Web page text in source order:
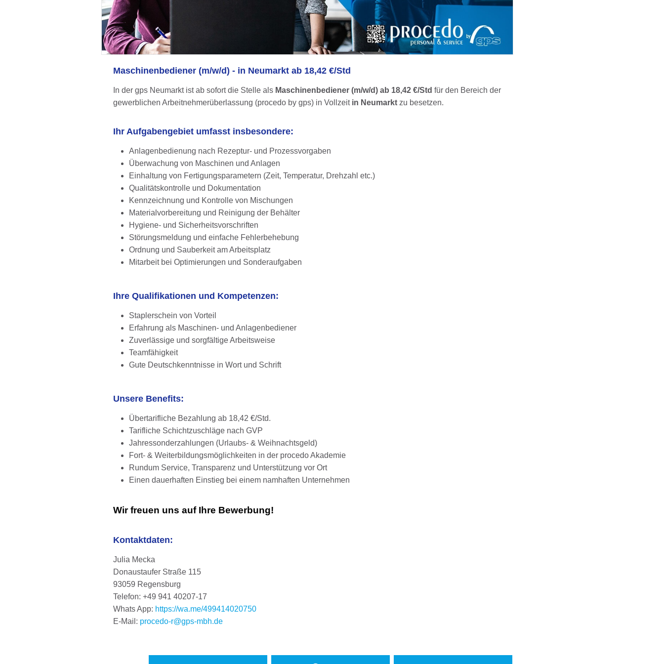
Maschinenbediener (m/w/d) - in Neumarkt ab 18,42 €/Std
In der gps Neumarkt ist ab sofort die Stelle als Maschinenbediener (m/w/d) ab 18,42 €/Std für den Bereich der
gewerblichen Arbeitnehmerüberlassung (procedo by gps) in Vollzeit in Neumarkt zu besetzen.
Ihr Aufgabengebiet umfasst insbesondere:
Anlagenbedienung nach Rezeptur- und Prozessvorgaben
Überwachung von Maschinen und Anlagen
Einhaltung von Fertigungsparametern (Zeit, Temperatur, Drehzahl etc.)
Qualitätskontrolle und Dokumentation
Kennzeichnung und Kontrolle von Mischungen
Materialvorbereitung und Reinigung der Behälter
Hygiene- und Sicherheitsvorschriften
Störungsmeldung und einfache Fehlerbehebung
Ordnung und Sauberkeit am Arbeitsplatz
Mitarbeit bei Optimierungen und Sonderaufgaben
Ihre Qualifikationen und Kompetenzen:
Staplerschein von Vorteil
Erfahrung als Maschinen- und Anlagenbediener
Zuverlässige und sorgfältige Arbeitsweise
Teamfähigkeit
Gute Deutschkenntnisse in Wort und Schrift
Unsere Benefits:
Übertarifliche Bezahlung ab 18,42 €/Std.
Tarifliche Schichtzuschläge nach GVP
Jahressonderzahlungen (Urlaubs- & Weihnachtsgeld)
Fort- & Weiterbildungsmöglichkeiten in der procedo Akademie
Rundum Service, Transparenz und Unterstützung vor Ort
Einen dauerhaften Einstieg bei einem namhaften Unternehmen
Wir freuen uns auf Ihre Bewerbung!
Kontaktdaten:
Julia Mecka
Donaustaufer Straße 115
93059 Regensburg
Telefon: +49 941 40207-17
Whats App: https://wa.me/499414020750
E-Mail: procedo-r@gps-mbh.de